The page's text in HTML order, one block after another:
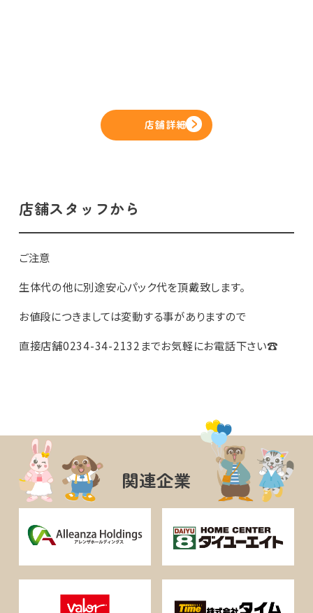
店舗詳細
店舗スタッフから
ご注意⠀
生体代の他に別途安心パック代を頂戴致します。⠀
お値段につきましては変動する事がありますので⠀
直接店舗0234-34-2132までお気軽にお電話下さい☎️
関連企業